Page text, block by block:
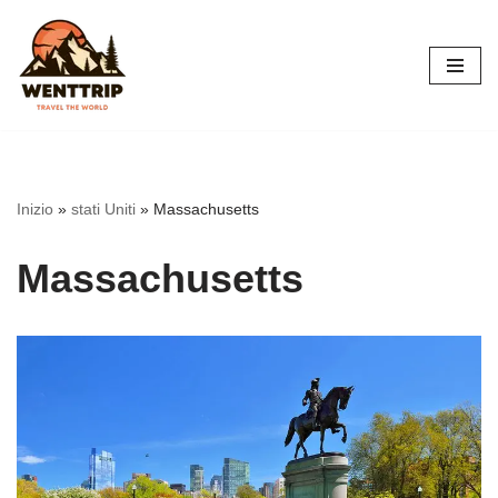
Vai
al
contenuto
Inizio » stati Uniti » Massachusetts
Massachusetts